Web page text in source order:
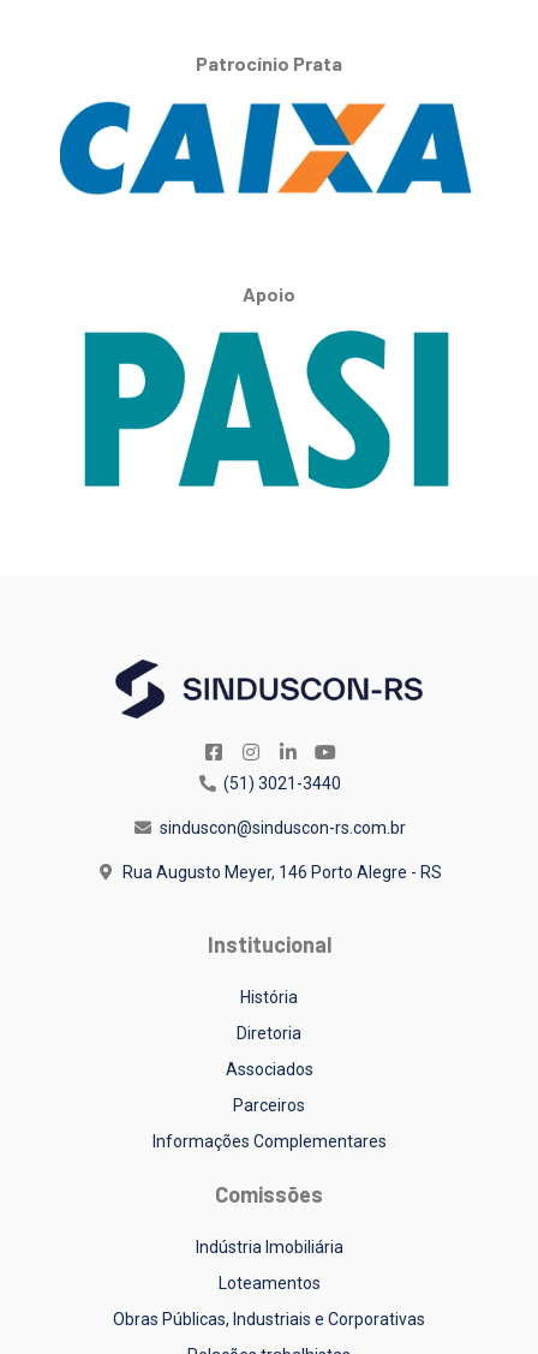
Patrocínio Prata
Apoio
(51) 3021-3440
sinduscon@sinduscon-rs.com.br
Rua Augusto Meyer, 146 Porto Alegre - RS
Institucional
História
Diretoria
Associados
Parceiros
Informações Complementares
Comissões
Indústria Imobiliária
Loteamentos
Obras Públicas, Industriais e Corporativas